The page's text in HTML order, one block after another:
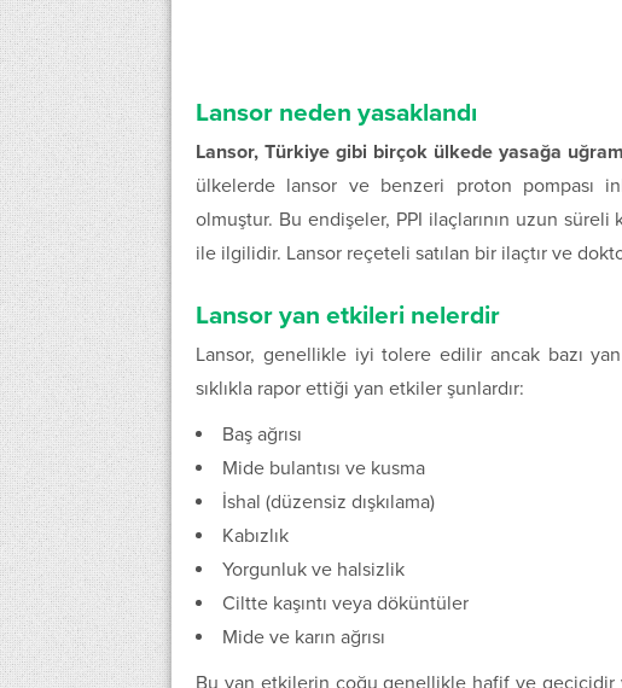
Lansor neden yasaklandı
Lansor, Türkiye gibi birçok ülkede yasağa
ülkelerde lansor ve benzeri proton pompası
olmuştur. Bu endişeler, PPI ilaçlarının uzun süreli
ile ilgilidir. Lansor reçeteli satılan bir ilaçtır ve
Lansor yan etkileri nelerdir
Lansor, genellikle iyi tolere edilir ancak bazı
sıklıkla rapor ettiği yan etkiler şunlardır:
Baş ağrısı
Mide bulantısı ve kusma
İshal (düzensiz dışkılama)
Kabızlık
Yorgunluk ve halsizlik
Ciltte kaşıntı veya döküntüler
Mide ve karın ağrısı